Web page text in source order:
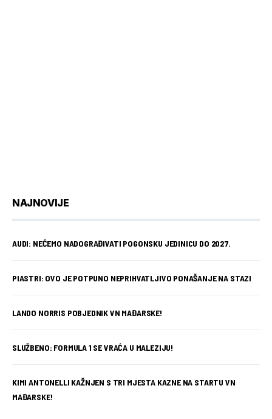
NAJNOVIJE
AUDI: NEĆEMO NADOGRAĐIVATI POGONSKU JEDINICU DO 2027.
PIASTRI: OVO JE POTPUNO NEPRIHVATLJIVO PONAŠANJE NA STAZI
LANDO NORRIS POBJEDNIK VN MAĐARSKE!
SLUŽBENO: FORMULA 1 SE VRAĆA U MALEZIJU!
KIMI ANTONELLI KAŽNJEN S TRI MJESTA KAZNE NA STARTU VN
MAĐARSKE!